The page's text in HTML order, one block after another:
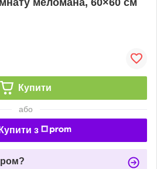
Купити
або
Купити з